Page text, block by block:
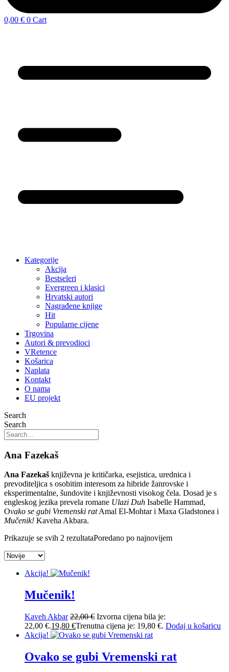
0,00 € 0 Cart
Kategorije
Akcija
Bestseleri
Evergreen i klasici
Hrvatski autori
Nagrađene knjige
Hit
Popularne cijene
Trgovina
Autori & prevodioci
VRetence
Košarica
Naplata
Kontakt
O nama
EU projekt
Search
Search
Ana Fazekaš
Ana Fazekaš književna je kritičarka, esejistica, urednica i
prevoditeljica s osobitim interesom za hibride žanrovske i
eksperimentalne, šundovite i književnosti visokog čela. Dosad je s
engleskog jezika prevela romane Ulazi Duh Isabelle Hammad,
Ovako se gubi Vremenski ratAmal El-Mohtar i Maxa Gladstonea i
Mučenik! Kaveha Akbara.
Prikazuje se svih 2 rezultataPoredano po najnovijem
Akcija!
Mučenik!
Kaveh Akbar 22,00€ Izvorna cijena bila je:
22,00 €.19,80 €Trenutna cijena je: 19,80 €. Dodaj u košaricu
Akcija!
Ovako se gubi Vremenski rat